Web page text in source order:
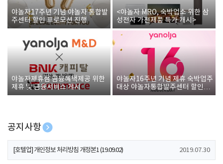
야놀자17주년 기념 야놀자 통합발
주센터 할인 프로모션 진행
<야놀자 MRO, 숙박업소 위한 삼
성전자 가전제품 특가 개시>
야놀자제휴점 금융혜택제공 위한
제휴 및 금융서비스 게시
야놀자16주년 기념 제휴 숙박업주
대상 야놀자통합발주센터 할인쿠
폰 증정
공지사항
[호텔업] 개인정보 처리방침 개정본2 (19.09.02)
[호텔업] 개인정보 처리방침 개정본1 (19.09.02) 2019.07.30